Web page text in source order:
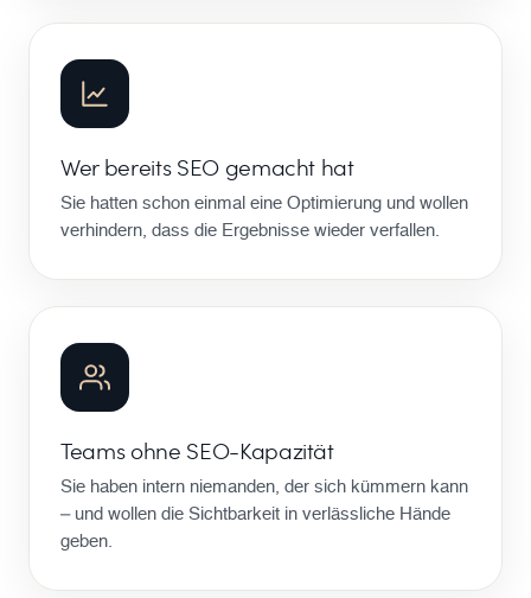
Wer bereits SEO gemacht hat
Sie hatten schon einmal eine Optimierung und wollen
verhindern, dass die Ergebnisse wieder verfallen.
Teams ohne SEO-Kapazität
Sie haben intern niemanden, der sich kümmern kann
– und wollen die Sichtbarkeit in verlässliche Hände
geben.